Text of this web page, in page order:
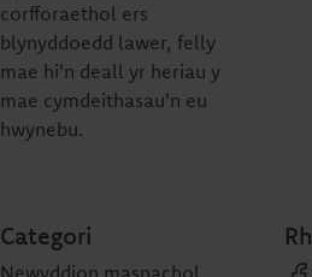
corfforaethol ers
blynyddoedd lawer, felly
mae hi'n deall yr heriau y
mae cymdeithasau'n eu
hwynebu.
Categori